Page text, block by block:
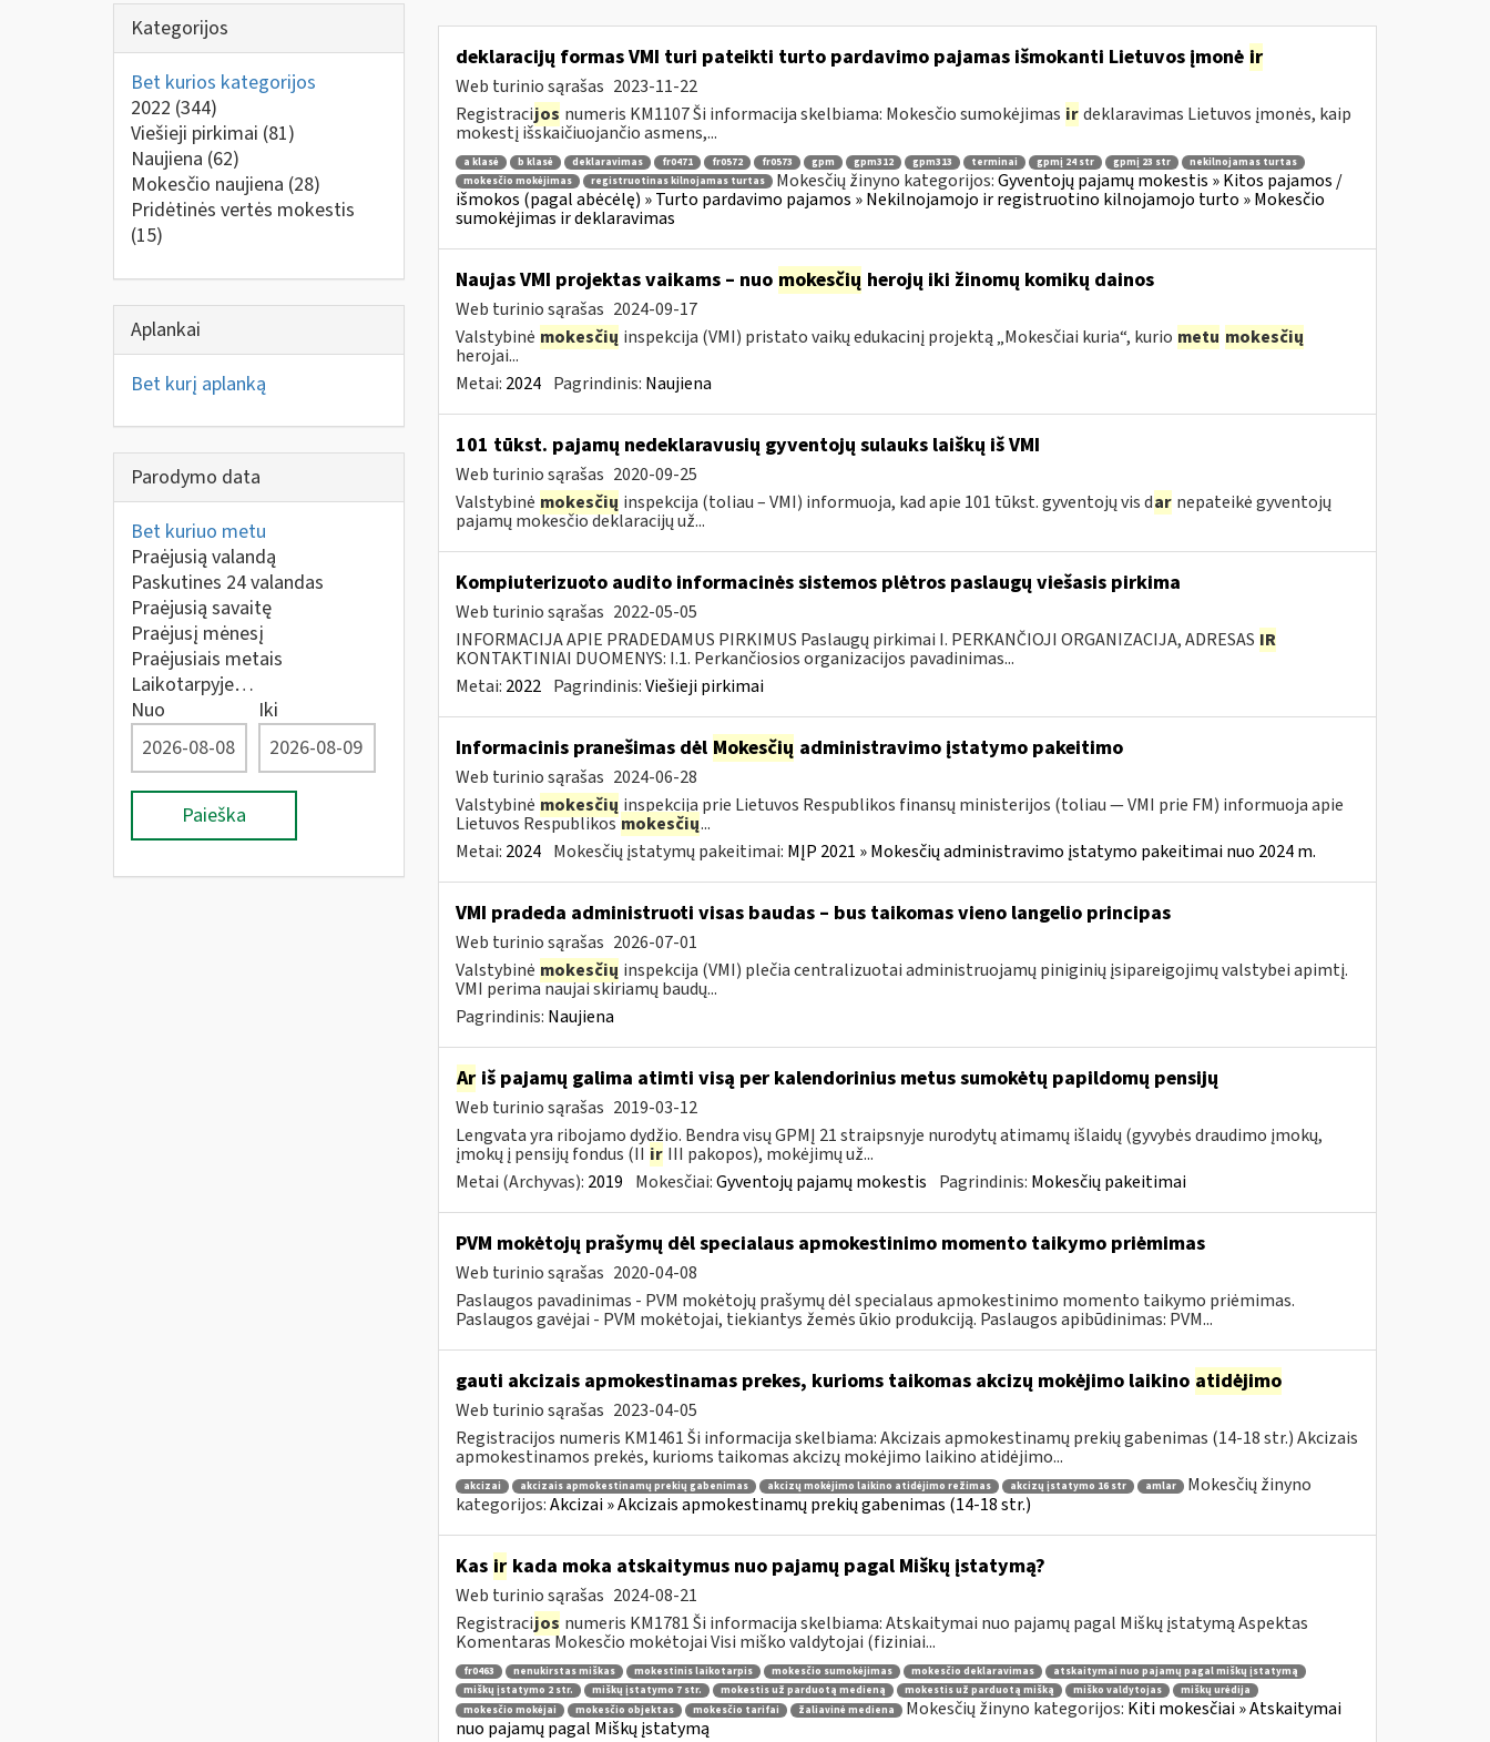
Kategorijos
Bet kurios kategorijos
2022 (344)
Viešieji pirkimai (81)
Naujiena (62)
Mokesčio naujiena (28)
Pridėtinės vertės mokestis
(15)
Aplankai
Bet kurį aplanką
Parodymo data
Bet kuriuo metu
Praėjusią valandą
Paskutines 24 valandas
Praėjusią savaitę
Praėjusį mėnesį
Praėjusiais metais
Laikotarpyje…
Nuo
Iki
Paieška
deklaracijų formas VMI turi pateikti turto pardavimo pajamas išmokanti Lietuvos įmonė ir
Web turinio sąrašas 2023-11-22
Registracijos numeris KM1107 Ši informacija skelbiama: Mokesčio sumokėjimas ir deklaravimas Lietuvos įmonės, kaip
mokestį išskaičiuojančio asmens,...
a klasė b klasė deklaravimas fr0471 fr0572 fr0573 gpm gpm312 gpm313 terminai gpmį 24 str gpmį 23 str
nekilnojamas turtas
mokesčio mokėjimas
registruotinas kilnojamas turtas Mokesčių žinyno kategorijos:Gyventojų pajamų mokestis » Kitos pajamos /
išmokos (pagal abėcėlę) » Turto pardavimo pajamos » Nekilnojamojo ir registruotino kilnojamojo turto » Mokesčio
sumokėjimas ir deklaravimas
Naujas VMI projektas vaikams – nuo mokesčių herojų iki žinomų komikų dainos
Web turinio sąrašas 2024-09-17
Valstybinė mokesčių inspekcija (VMI) pristato vaikų edukacinį projektą „Mokesčiai kuria“, kurio metu mokesčių
herojai...
Metai: 2024 Pagrindinis: Naujiena
101 tūkst. pajamų nedeklaravusių gyventojų sulauks laiškų iš VMI
Web turinio sąrašas 2020-09-25
Valstybinė mokesčių inspekcija (toliau – VMI) informuoja, kad apie 101 tūkst. gyventojų vis dar nepateikė gyventojų
pajamų mokesčio deklaracijų už...
Kompiuterizuoto audito informacinės sistemos plėtros paslaugų viešasis pirkima
Web turinio sąrašas 2022-05-05
INFORMACIJA APIE PRADEDAMUS PIRKIMUS Paslaugų pirkimai I. PERKANČIOJI ORGANIZACIJA, ADRESAS IR
KONTAKTINIAI DUOMENYS: I.1. Perkančiosios organizacijos pavadinimas...
Metai: 2022 Pagrindinis:Viešieji pirkimai
Informacinis pranešimas dėl Mokesčių administravimo įstatymo pakeitimo
Web turinio sąrašas 2024-06-28
Valstybinė mokesčių inspekcija prie Lietuvos Respublikos finansų ministerijos (toliau — VMI prie FM) informuoja apie
Lietuvos Respublikosmokesčių...
Metai: 2024 Mokesčių įstatymų pakeitimai: MĮP 2021 » Mokesčių administravimo įstatymo pakeitimai nuo 2024 m.
VMI pradeda administruoti visas baudas – bus taikomas vieno langelio principas
Web turinio sąrašas 2026-07-01
Valstybinė mokesčių inspekcija (VMI) plečia centralizuotai administruojamų piniginių įsipareigojimų valstybei apimtį.
VMI perima naujai skiriamų baudų...
Pagrindinis: Naujiena
Ariš pajamų galima atimti visą per kalendorinius metus sumokėtų papildomų pensijų
Web turinio sąrašas 2019-03-12
Lengvata yra ribojamo dydžio. Bendra visų GPMĮ 21 straipsnyje nurodytų atimamų išlaidų (gyvybės draudimo įmokų,
įmokų į pensijų fondus (II ir III pakopos), mokėjimų už...
Metai (Archyvas): 2019 Mokesčiai:Gyventojų pajamų mokestis Pagrindinis: Mokesčių pakeitimai
PVM mokėtojų prašymų dėl specialaus apmokestinimo momento taikymo priėmimas
Web turinio sąrašas 2020-04-08
Paslaugos pavadinimas - PVM mokėtojų prašymų dėl specialaus apmokestinimo momento taikymo priėmimas.
Paslaugos gavėjai - PVM mokėtojai, tiekiantys žemės ūkio produkciją. Paslaugos apibūdinimas: PVM...
gauti akcizais apmokestinamas prekes, kurioms taikomas akcizų mokėjimo laikino atidėjimo
Web turinio sąrašas 2023-04-05
Registracijos numeris KM1461 Ši informacija skelbiama: Akcizais apmokestinamų prekių gabenimas (14-18 str.) Akcizais
apmokestinamos prekės, kurioms taikomas akcizų mokėjimo laikino atidėjimo...
akcizai akcizais apmokestinamų prekių gabenimas akcizų mokėjimo laikino atidėjimo režimas akcizų įstatymo 16 str amlar
Mokesčių žinyno
kategorijos:Akcizai » Akcizais apmokestinamų prekių gabenimas (14-18 str.)
Kas irkada moka atskaitymus nuo pajamų pagal Miškų įstatymą?
Web turinio sąrašas 2024-08-21
Registracijos numeris KM1781 Ši informacija skelbiama: Atskaitymai nuo pajamų pagal Miškų įstatymą Aspektas
Komentaras Mokesčio mokėtojai Visi miško valdytojai (fiziniai...
fr0463 nenukirstas miškas mokestinis laikotarpis mokesčio sumokėjimas mokesčio deklaravimas
atskaitymai nuo pajamų pagal miškų įstatymą
miškų įstatymo 2 str.
miškų įstatymo 7 str. mokestis už parduotą medieną mokestis už parduotą mišką miško valdytojas
miškų urėdija
mokesčio mokėjai
mokesčio objektas mokesčio tarifai žaliavinė mediena Mokesčių žinyno kategorijos: Kiti mokesčiai » Atskaitymai
nuo pajamų pagal Miškų įstatymą